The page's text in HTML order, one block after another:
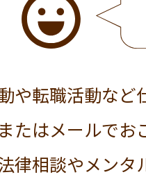
や転職活動など
たはメールでお
律相談やメンタ